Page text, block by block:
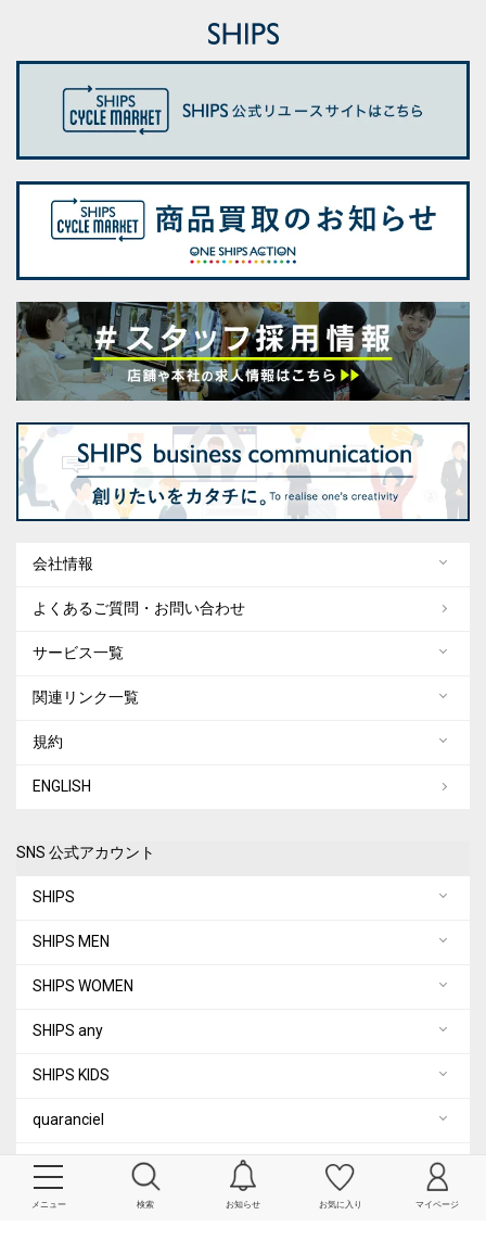
メニュー 検索 お知らせ お気に入り マイページ
会社情報
よくあるご質問・お問い合わせ
サービス一覧
関連リンク一覧
規約
ENGLISH
SNS 公式アカウント
SHIPS
SHIPS MEN
SHIPS WOMEN
SHIPS any
SHIPS KIDS
quaranciel
City Ambient Products